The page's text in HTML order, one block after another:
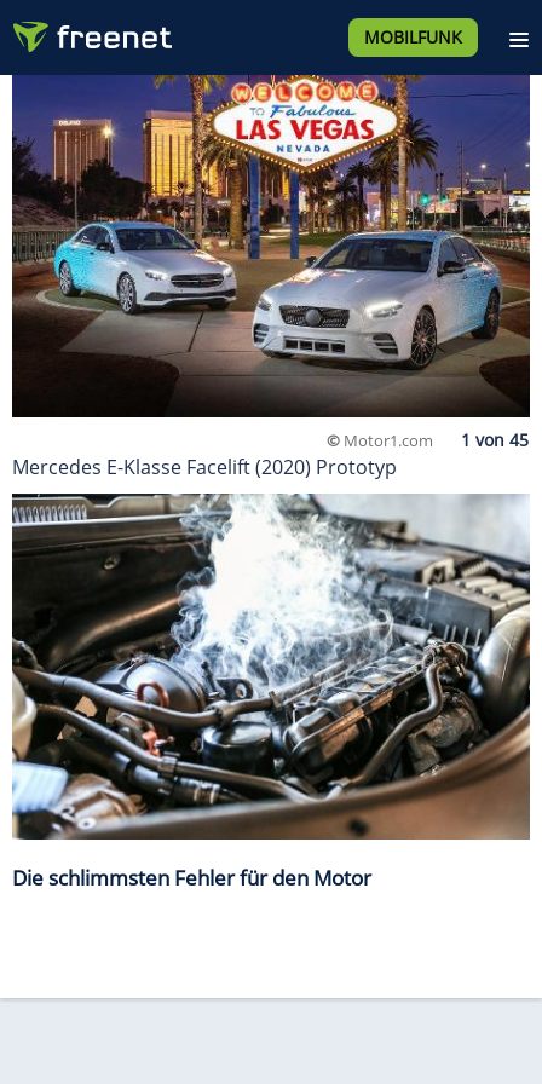
MOBILFUNK
© Motor1.com
Mercedes E-Klasse Facelift (2020) Prototyp
Die schlimmsten Fehler für den Motor